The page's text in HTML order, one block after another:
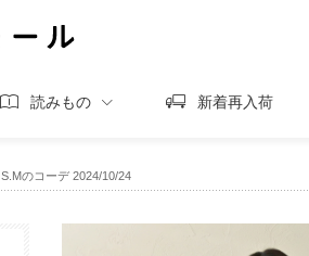
読みもの 新着再入荷
S.Mのコーデ 2024/10/24